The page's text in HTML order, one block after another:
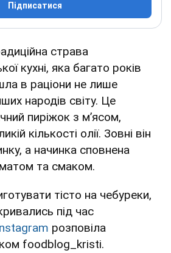
Підписатися
страва
кухні, яка багато років
в раціони не лише
народів світу. Це
пиріжок з м’ясом,
кількості олії. Зовні він
а начинка сповнена
та смаком.
тісто на чебуреки,
під час
розповіла
foodblog_kristi.